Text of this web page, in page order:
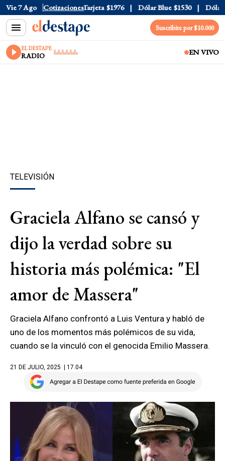
Vie 7 Ago Cotizaciones
$1520 Dólar Tarjeta $1976 Dólar Blue $1530 Dólar
Suscribite por $10.000
EL DESTAPE
RADIO EN VIVO
TELEVISIÓN
Graciela Alfano se cansó y
dijo la verdad sobre su
historia más polémica: "El
amor de Massera"
Graciela Alfano confrontó a Luis Ventura y habló de
uno de los momentos más polémicos de su vida,
cuando se la vinculó con el genocida Emilio Massera.
21 DE JULIO, 2025 | 17.04